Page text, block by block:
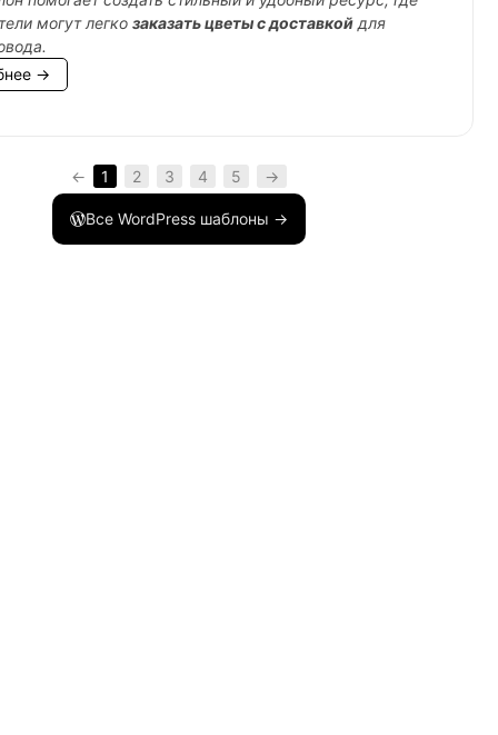
могут легкозаказать цветы с доставкойдля
→
← 1 2 3 4 5 →
Все WordPress шаблоны →